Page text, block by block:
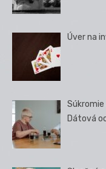
Úver na
Dátová